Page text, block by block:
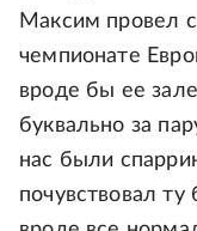
Максим провел
чемпионате
вроде бы ее
буквально за
нас были
почувствовал